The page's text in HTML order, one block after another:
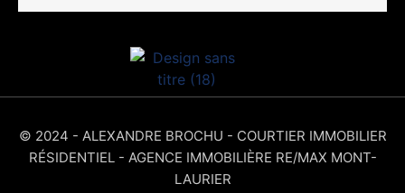
© 2024 - ALEXANDRE BROCHU - COURTIER IMMOBILIER
RÉSIDENTIEL - AGENCE IMMOBILIÈRE RE/MAX MONT-
LAURIER